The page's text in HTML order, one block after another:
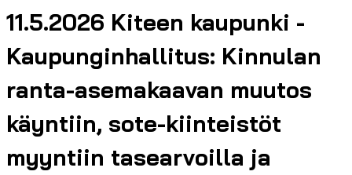
11.5.2026 Kiteen kaupunki -
Kaupunginhallitus: Kinnulan
ranta-asemakaavan muutos
käyntiin, sote-kiinteistöt
myyntiin tasearvoilla ja